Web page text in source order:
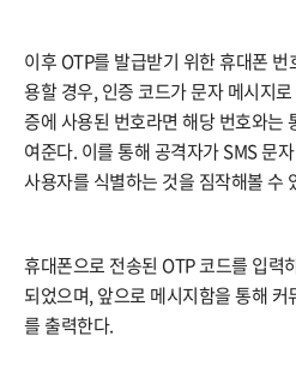
이후 OTP를 발급받기 위한 휴대폰
용할 경우, 인증 코드가 문자 메시지
증에 사용된 번호라면 해당 번호와는
여준다. 이를 통해 공격자가 SMS 문
사용자를 식별하는 것을 짐작해볼 수
휴대폰으로 전송된 OTP 코드를 입력
되었으며, 앞으로 메시지함을 통해
를 출력한다.